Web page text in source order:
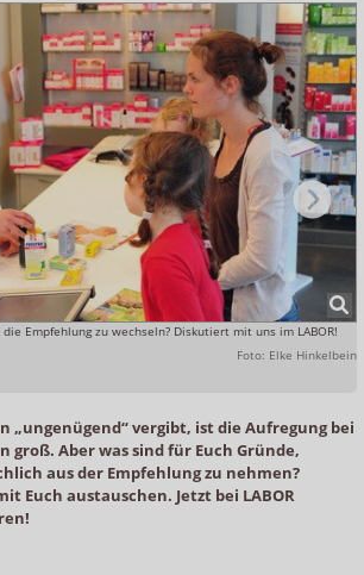
Empfehlung zu wechseln? Diskutiert mit uns im LABOR!
Foto: Elke Hinkelbein
„ungenügend“ vergibt, ist die Aufregung bei
Aber was sind für Euch Gründe,
aus der Empfehlung zu nehmen?
Euch austauschen. Jetzt bei LABOR